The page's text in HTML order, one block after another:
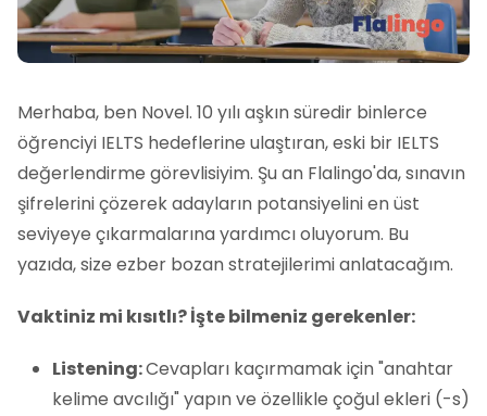
Merhaba, ben Novel. 10 yılı aşkın süredir binlerce
öğrenciyi IELTS hedeflerine ulaştıran, eski bir IELTS
değerlendirme görevlisiyim. Şu an Flalingo'da, sınavın
şifrelerini çözerek adayların potansiyelini en üst
seviyeye çıkarmalarına yardımcı oluyorum. Bu
yazıda, size ezber bozan stratejilerimi anlatacağım.
Vaktiniz mi kısıtlı? İşte bilmeniz gerekenler:
Listening:Cevapları kaçırmamak için "anahtar
kelime avcılığı" yapın ve özellikle çoğul ekleri (-s)